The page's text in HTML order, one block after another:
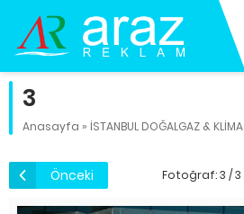
3
Anasayfa » İSTANBUL DOĞALGAZ & KLİMA
Önceki Fotoğraf: 3 / 3